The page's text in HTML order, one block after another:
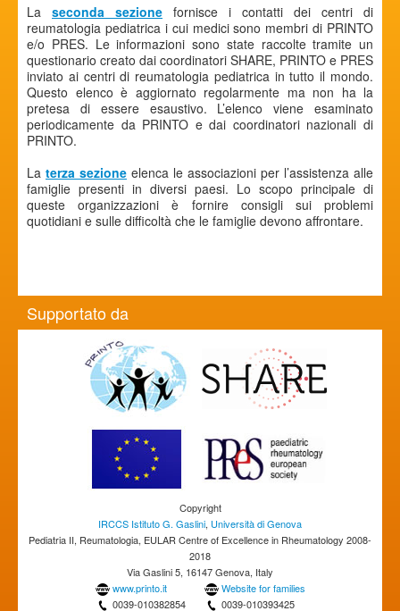
La seconda sezione fornisce i contatti dei centri di
reumatologia pediatrica i cui medici sono membri di PRINTO
e/o PRES. Le informazioni sono state raccolte tramite un
questionario creato dai coordinatori SHARE, PRINTO e PRES
inviato ai centri di reumatologia pediatrica in tutto il mondo.
Questo elenco è aggiornato regolarmente ma non ha la
pretesa di essere esaustivo. L’elenco viene esaminato
periodicamente da PRINTO e dai coordinatori nazionali di
PRINTO.
La terza sezione elenca le associazioni per l’assistenza alle
famiglie presenti in diversi paesi. Lo scopo principale di
queste organizzazioni è fornire consigli sui problemi
quotidiani e sulle difficoltà che le famiglie devono affrontare.
Supportato da
Copyright
IRCCS Istituto G. Gaslini, Università di Genova
Pediatria II, Reumatologia, EULAR Centre of Excellence in Rheumatology 2008-
2018
Via Gaslini 5, 16147 Genova, Italy
www.printo.it
Website for families
0039-010382854
0039-010393425